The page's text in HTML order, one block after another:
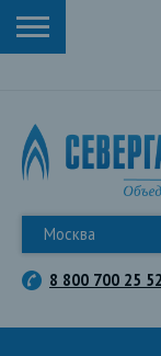
Москва
8 800 700 25 52